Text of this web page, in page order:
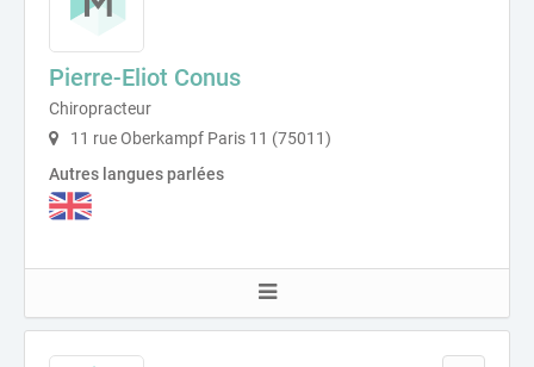
Pierre-Eliot Conus
Chiropracteur
11 rue Oberkampf Paris 11 (75011)
Autres langues parlées